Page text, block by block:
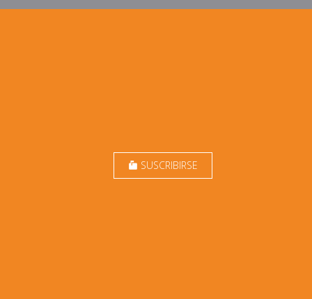
markunread_mailbox SUSCRIBIRSE